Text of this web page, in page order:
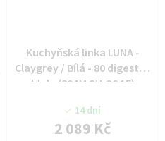
Kuchyňská linka LUNA -
Claygrey / Bílá - 80 digestoř
hlub. (80 NAGU-36 1F)
14 dní
2 089 Kč